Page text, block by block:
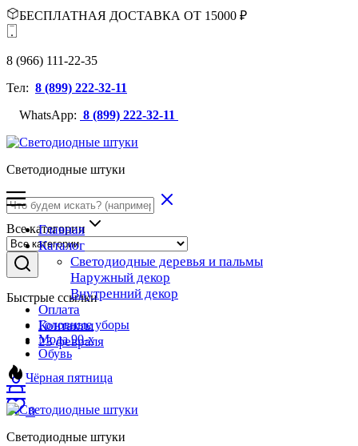
БЕСПЛАТНАЯ ДОСТАВКА ОТ 15000 ₽
8 (966) 111-22-35
Тел: 8 (899) 222-32-11
WhatsApp: 8 (899) 222-32-11
Светодиодные штуки
Все категории
Быстрые ссылки
Головные уборы
Мода 90-х
Обувь
0
Главная
Каталог
Светодиодные деревья и пальмы
Наружный декор
Внутренний декор
Оплата
Контакты
23 февраля
Чёрная пятница
Светодиодные штуки